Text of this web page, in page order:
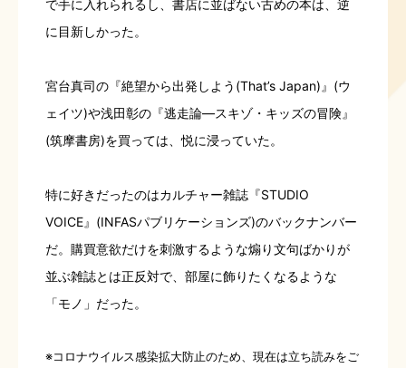
で手に入れられるし、書店に並ばない古めの本は、逆
に目新しかった。
宮台真司の『絶望から出発しよう(That’s Japan)』(ウ
ェイツ)や浅田彰の『逃走論―スキゾ・キッズの冒険』
(筑摩書房)を買っては、悦に浸っていた。
特に好きだったのはカルチャー雑誌『STUDIO
VOICE』(INFASパブリケーションズ)のバックナンバー
だ。購買意欲だけを刺激するような煽り文句ばかりが
並ぶ雑誌とは正反対で、部屋に飾りたくなるような
「モノ」だった。
※コロナウイルス感染拡大防止のため、現在は立ち読みをご